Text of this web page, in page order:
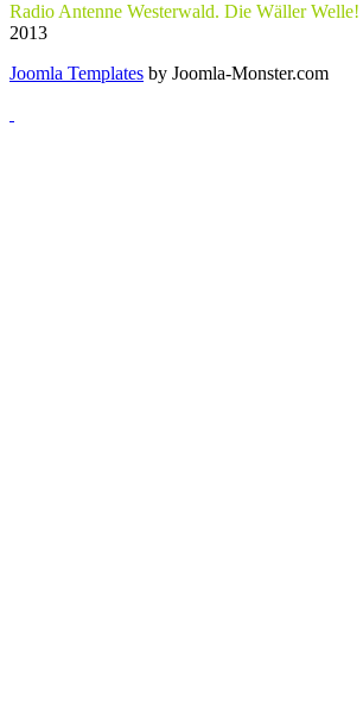
Radio Antenne Westerwald. Die Wäller Welle!
2013
Joomla Templates by Joomla-Monster.com